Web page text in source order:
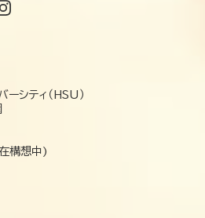
ーシティ（HSU）
構想中)